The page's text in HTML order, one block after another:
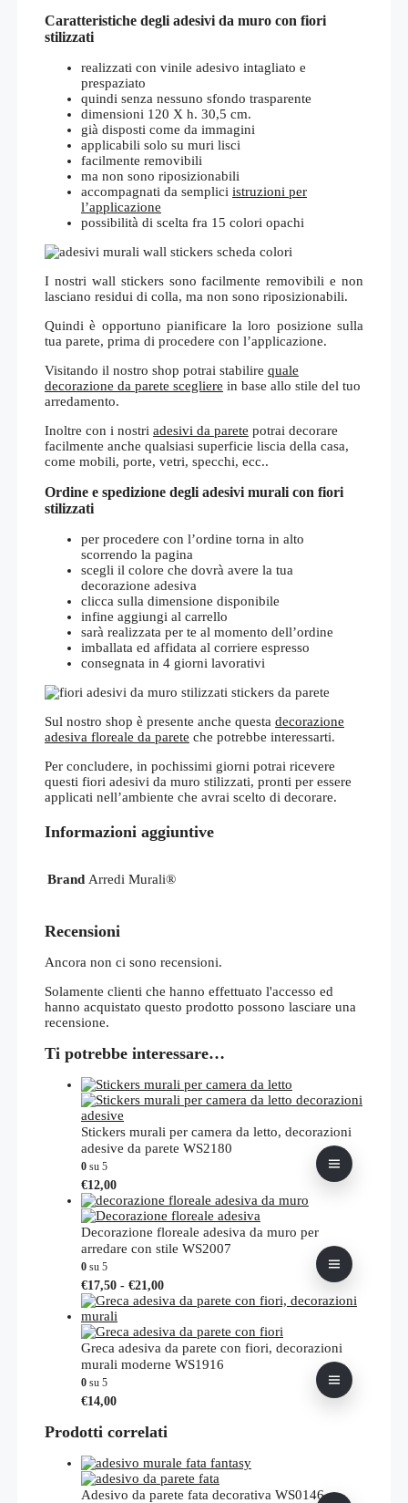
Caratteristiche degli adesivi da muro con fiori
stilizzati
realizzati con vinile adesivo intagliato e
prespaziato
quindi senza nessuno sfondo trasparente
dimensioni 120 X h. 30,5 cm.
già disposti come da immagini
applicabili solo su muri lisci
facilmente removibili
ma non sono riposizionabili
accompagnati da semplici istruzioni per
l’applicazione
possibilità di scelta fra 15 colori opachi
I nostri wall stickers sono facilmente removibili e non
lasciano residui di colla, ma non sono riposizionabili.
Quindi è opportuno pianificare la loro posizione sulla
tua parete, prima di procedere con l’applicazione.
Visitando il nostro shop potrai stabilire quale
decorazione da parete scegliere in base allo stile del tuo
arredamento.
Inoltre con i nostri adesivi da parete potrai decorare
facilmente anche qualsiasi superficie liscia della casa,
come mobili, porte, vetri, specchi, ecc..
Ordine e spedizione degli adesivi murali con fiori
stilizzati
per procedere con l’ordine torna in alto
scorrendo la pagina
scegli il colore che dovrà avere la tua
decorazione adesiva
clicca sulla dimensione disponibile
infine aggiungi al carrello
sarà realizzata per te al momento dell’ordine
imballata ed affidata al corriere espresso
consegnata in 4 giorni lavorativi
Sul nostro shop è presente anche questa decorazione
adesiva floreale da parete che potrebbe interessarti.
Per concludere, in pochissimi giorni potrai ricevere
questi fiori adesivi da muro stilizzati, pronti per essere
applicati nell’ambiente che avrai scelto di decorare.
Informazioni aggiuntive
Brand Arredi Murali®
Recensioni
Ancora non ci sono recensioni.
Solamente clienti che hanno effettuato l'accesso ed
hanno acquistato questo prodotto possono lasciare una
recensione.
Ti potrebbe interessare…
Stickers murali per camera da letto, decorazioni
adesive da parete WS2180
0 su 5
€12,00Questo
prodotto
ha
più
varianti.
possono
essere
scelte
nella
pagina
del
Decorazione floreale adesiva da muro per
arredare con stile WS2007
0 su 5
€17,50 - €21,00Fascia
di
da
€17,50
a
€21,00
Questo
prodotto
più
varianti.
Le
scelte
nella
del
prodotto
Greca adesiva da parete con fiori, decorazioni
murali moderne WS1916
0 su 5
€14,00Questo
ha
varianti.
Le
opzioni
Prodotti correlati
Adesivo da parete fata decorativa WS0146